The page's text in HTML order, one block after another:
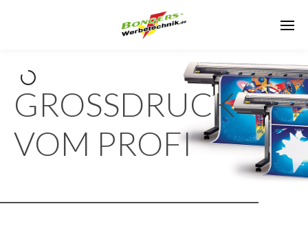
GROSSDRUCK
VOM PROFI